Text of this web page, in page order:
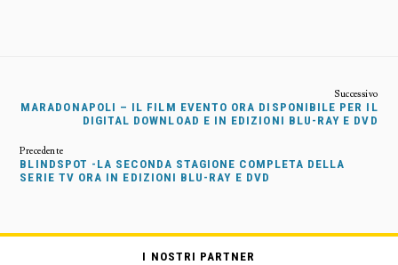
MARADONAPOLI – IL FILM EVENTO ORA DISPONIBILE PER IL
DIGITAL DOWNLOAD E IN EDIZIONI BLU-RAY E DVD
BLINDSPOT -LA SECONDA STAGIONE COMPLETA DELLA
SERIE TV ORA IN EDIZIONI BLU-RAY E DVD
I NOSTRI PARTNER